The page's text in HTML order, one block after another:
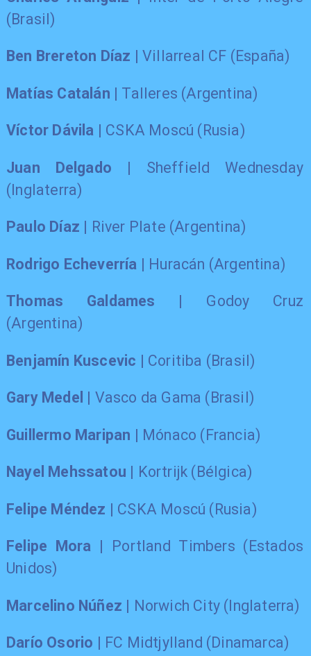
(Brasil)
Ben Brereton Díaz | Villarreal CF (España)
Matías Catalán | Talleres (Argentina)
Víctor Dávila | CSKA Moscú (Rusia)
Juan Delgado | Sheffield Wednesday
(Inglaterra)
Paulo Díaz | River Plate (Argentina)
Rodrigo Echeverría | Huracán (Argentina)
Thomas Galdames | Godoy Cruz
(Argentina)
Benjamín Kuscevic | Coritiba (Brasil)
Gary Medel | Vasco da Gama (Brasil)
Guillermo Maripan | Mónaco (Francia)
Nayel Mehssatou | Kortrijk (Bélgica)
Felipe Méndez | CSKA Moscú (Rusia)
Felipe Mora | Portland Timbers (Estados
Unidos)
Marcelino Núñez | Norwich City (Inglaterra)
Darío Osorio | FC Midtjylland (Dinamarca)